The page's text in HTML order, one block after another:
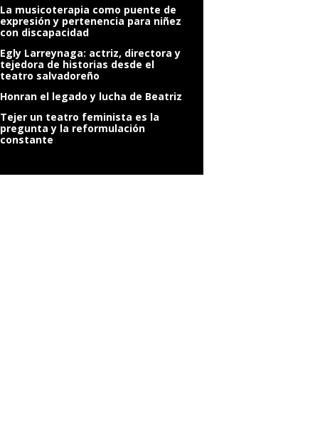
La musicoterapia como puente de
expresión y pertenencia para niñez
con discapacidad
Egly Larreynaga: actriz, directora y
tejedora de historias desde el
teatro salvadoreño
Honran el legado y lucha de Beatriz
Tejer un teatro feminista es la
pregunta y la reformulación
constante